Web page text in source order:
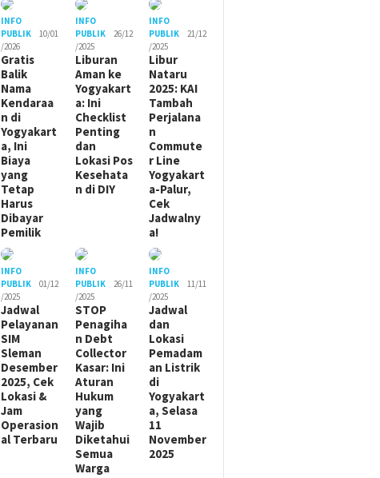
INFO
PUBLIK
10/01
/2026
Gratis
Balik
Nama
Kendaraa
n di
Yogyakart
a, Ini
Biaya
yang
Tetap
Harus
Dibayar
Pemilik
INFO
PUBLIK
26/12
/2025
Liburan
Aman ke
Yogyakart
a: Ini
Checklist
Penting
dan
Lokasi Pos
Kesehata
n di DIY
INFO
PUBLIK
21/12
/2025
Libur
Nataru
2025: KAI
Tambah
Perjalana
n
Commute
r Line
Yogyakart
a-Palur,
Cek
Jadwalny
a!
INFO
PUBLIK
01/12
/2025
Jadwal
Pelayanan
SIM
Sleman
Desember
2025, Cek
Lokasi &
Jam
Operasion
al Terbaru
INFO
PUBLIK
26/11
/2025
STOP
Penagiha
n Debt
Collector
Kasar: Ini
Aturan
Hukum
yang
Wajib
Diketahui
Semua
Warga
INFO
PUBLIK
11/11
/2025
Jadwal
dan
Lokasi
Pemadam
an Listrik
di
Yogyakart
a, Selasa
11
November
2025